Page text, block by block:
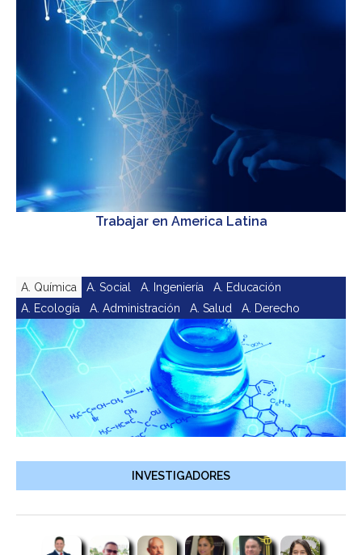
Trabajar en America Latina
A. Química A. Social A. Ingeniería
A. Educación
A. Ecología
A. Administración A. Salud A. Derecho
INVESTIGADORES